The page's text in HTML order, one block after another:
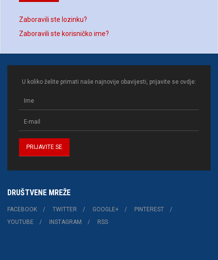
Zaboravili ste lozinku?
Zaboravili ste korisničko ime?
U koliko želite primati naše najnovije obavijesti, prijavite se ovdje:
DRUŠTVENE MREŽE
FACEBOOK TWITTER GOOGLE+
PINTEREST
YOUTUBE
INSTAGRAM RSS